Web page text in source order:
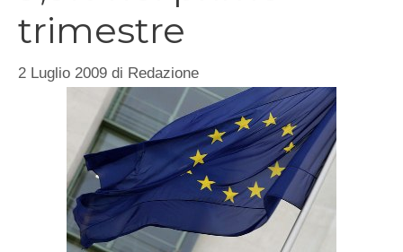
trimestre
2 Luglio 2009 di Redazione